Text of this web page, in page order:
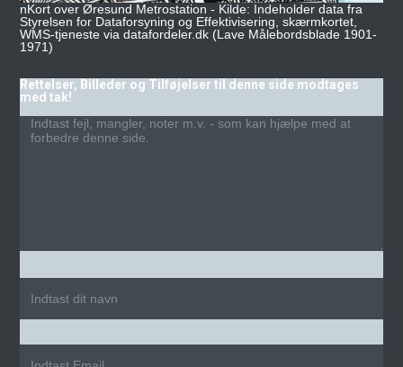
nKort over Øresund Metrostation - Kilde: Indeholder data fra
Styrelsen for Dataforsyning og Effektivisering, skærmkortet,
WMS-tjeneste via datafordeler.dk (Lave Målebordsblade 1901-
1971)
Rettelser, Billeder og Tilføjelser til denne side modtages
med tak!